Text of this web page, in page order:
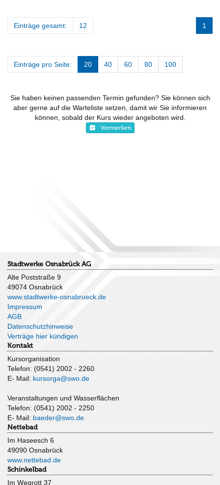
1
Einträge gesamt: 12
Einträge pro Seite: 20 40 60 80 100
Sie haben keinen passenden Termin gefunden? Sie können sich
aber gerne auf die Warteliste setzen, damit wir Sie informieren
können, sobald der Kurs wieder angeboten wird.
Vormerken
Stadtwerke Osnabrück AG
Alte Poststraße 9
49074 Osnabrück
www.stadtwerke-osnabrueck.de
Impressum
AGB
Datenschutzhinweise
Verträge hier kündigen
Kontakt
Kursorganisation
Telefon: (0541) 2002 - 2260
E- Mail: kursorga@swo.de
Veranstaltungen und Wasserflächen
Telefon: (0541) 2002 - 2250
E- Mail: baeder@swo.de
Nettebad
Im Haseesch 6
49090 Osnabrück
www.nettebad.de
Schinkelbad
Im Wegrott 37